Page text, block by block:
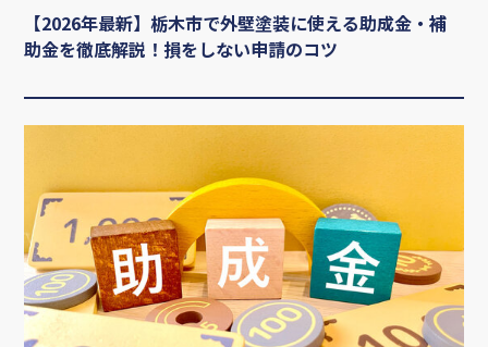
【2026年最新】栃木市で外壁塗装に使える助成金・補
助金を徹底解説！損をしない申請のコツ